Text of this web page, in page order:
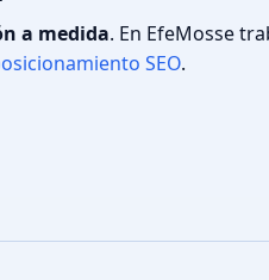
a medida. En EfeMosse
SEO.